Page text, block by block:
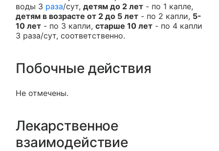
воды 3 раза/сут, детям до 2 лет - по 1 капле,
детям в возрасте от 2 до 5 лет - по 2 капли, 5-
10 лет - по 3 капли, старше 10 лет - по 4 капли
3 раза/сут, соответственно.
Побочные действия
Не отмечены.
Лекарственное
взаимодействие